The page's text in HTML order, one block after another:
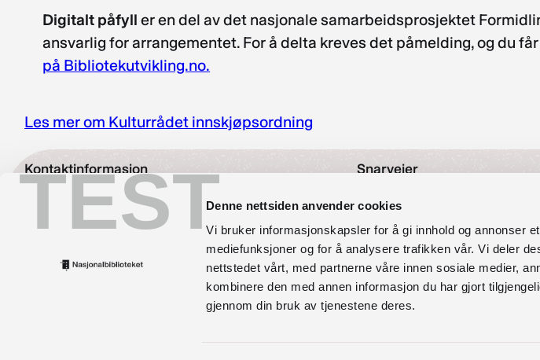
TESTDenne nettsiden anvender cookies
Vi bruker informasjonskapsler for å gi innhold og annonser
mediefunksjoner og for å analysere trafikken vår. Vi deler
nettstedet vårt, med partnerne våre innen sosiale medier,
kombinere den med annen informasjon du har gjort
gjennom din bruk av tjenestene deres.
Digitalt påfyll er en del av det nasjonale samarbeidsprosjektet
ansvarlig for arrangementet. For å delta kreves det påmelding, og du
på Bibliotekutvikling.no.
Les mer om Kulturrådet innskjøpsordning
Kontaktinformasjon
bibliotekutvikling@nb.no
Telefon:23 27 60 00
Snarveier
Nyheter
Arrangementer
Om oss
Kontakt oss
Personvernerklæring
Vilkår for bruk av forum